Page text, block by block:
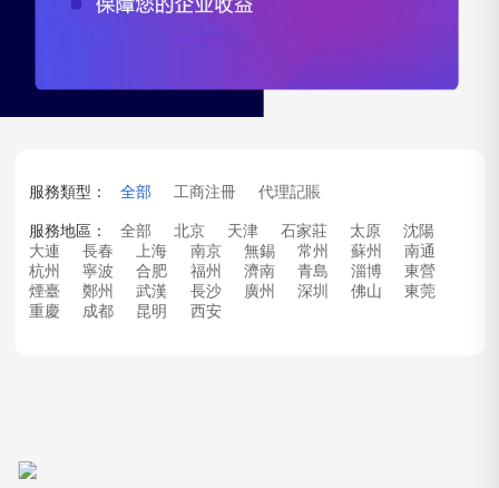
服務類型： 全部 工商注冊 代理記賬
服務地區： 全部 北京 天津 石家莊 太原
沈陽
大連
長春 上海 南京 無錫 常州 蘇州
南通
杭州
寧波 合肥 福州 濟南 青島 淄博
東營
煙臺
鄭州 武漢 長沙 廣州 深圳 佛山
東莞
重慶
成都 昆明 西安